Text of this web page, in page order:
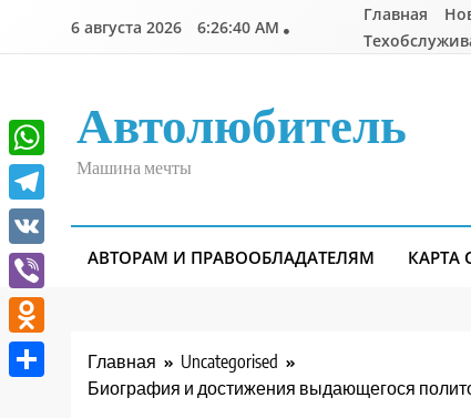
6 августа 2026 6:26:40 AM
Главная
Автолюбитель
Машина мечты
АВТОРАМ И ПРАВООБЛАДАТЕЛЯМ КАРТА
Главная
Uncategorised
Биография и достижения выдающегося
WhatsApp
Telegram
VK
Viber
Odnoklassniki
Отправить